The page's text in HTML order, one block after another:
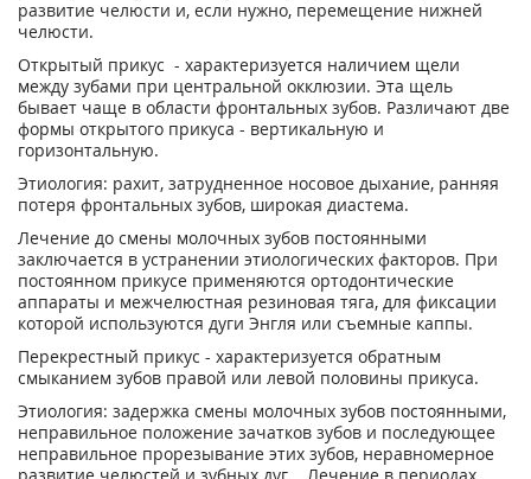
развитие челюсти и, если нужно, перемещение нижней
челюсти.
Открытый прикус - характеризуется наличием щели
между зубами при центральной окклюзии. Эта щель
бывает чаще в области фронтальных зубов. Различают две
формы открытого прикуса - вертикальную и
горизонтальную.
Этиология: рахит, затрудненное носовое дыхание, ранняя
потеря фронтальных зубов, широкая диастема.
Лечение до смены молочных зубов постоянными
заключается в устранении этиологических факторов. При
постоянном прикусе применяются ортодонтические
аппараты и межчелюстная резиновая тяга, для фиксации
которой используются дуги Энгля или съемные каппы.
Перекрестный прикус - характеризуется обратным
смыканием зубов правой или левой половины прикуса.
Этиология: задержка смены молочных зубов постоянными,
неправильное положение зачатков зубов и последующее
неправильное прорезывание этих зубов, неравномерное